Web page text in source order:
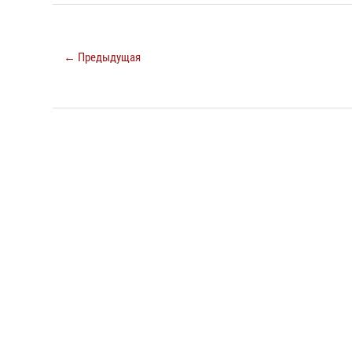
← Предыдущая